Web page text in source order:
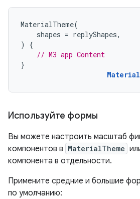
MaterialTheme(
shapes = replyShapes,
)
{
// M3 app Content
}
Используйте формы
Вы можете настроить масштаб
компонентов в MaterialTheme
компонента в отдельности.
Примените средние и большие
по умолчанию: